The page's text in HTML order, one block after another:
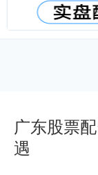
广东股票
遇